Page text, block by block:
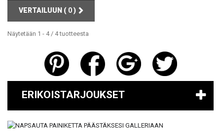
VERTAILUUN ( 0)
Näytetään 1 - 4 / 4 tuotteesta
ERIKOISTARJOUKSET